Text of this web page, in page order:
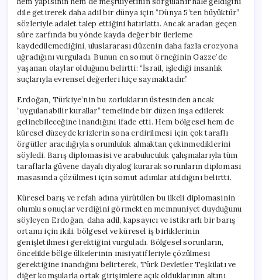
dile getirerek daha adil bir dünya için “Dünya 5’ten büyüktür”
sözleriyle adalet talep ettiğini hatırlattı. Ancak aradan geçen
süre zarfında bu yönde kayda değer bir ilerleme
kaydedilemediğini, uluslararası düzenin daha fazla erozyona
uğradığını vurguladı. Bunun en somut örneğinin Gazze’de
yaşanan olaylar olduğunu belirtti: “İsrail, işlediği insanlık
suçlarıyla evrensel değerleri hiçe saymaktadır.”
Erdoğan, Türkiye’nin bu zorlukların üstesinden ancak
“uygulanabilir kurallar” temelinde bir düzen inşa edilerek
gelinebileceğine inandığını ifade etti. Hem bölgesel hem de
küresel düzeyde krizlerin sona erdirilmesi için çok taraflı
örgütler aracılığıyla sorumluluk almaktan çekinmediklerini
söyledi. Barış diplomasisi ve arabuluculuk çalışmalarıyla tüm
taraflarla güvene dayalı diyalog kurarak sorunların diplomasi
masasında çözülmesi için somut adımlar atıldığını belirtti.
Küresel barış ve refah adına yürütülen bu ilkeli diplomasinin
olumlu sonuçlar verdiğini görmekten memnuniyet duyduğunu
söyleyen Erdoğan, daha adil, kapsayıcı ve istikrarlı bir barış
ortamı için ikili, bölgesel ve küresel iş birliklerinin
genişletilmesi gerektiğini vurguladı. Bölgesel sorunların,
öncelikle bölge ülkelerinin inisiyatifleriyle çözülmesi
gerektiğine inandığını belirterek, Türk Devletler Teşkilatı ve
diğer komşularla ortak girişimlere açık olduklarının altını